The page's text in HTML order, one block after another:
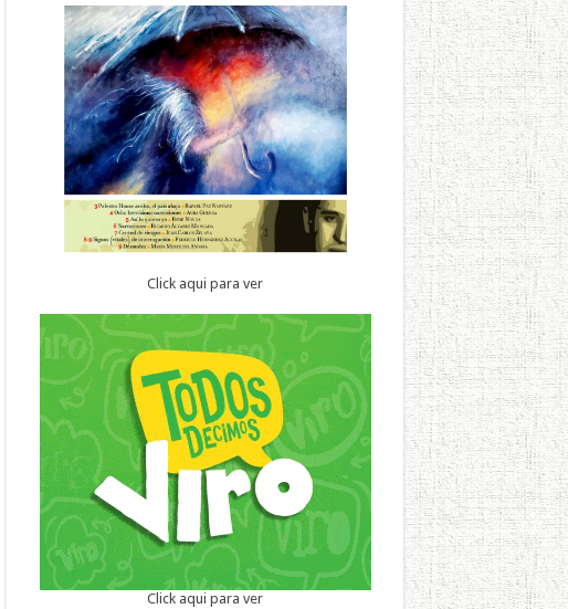
Click aqui para ver
Click aqui para ver